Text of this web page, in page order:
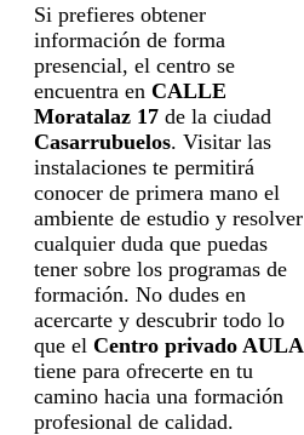
Si prefieres obtener
información de forma
presencial, el centro se
encuentra en CALLE
Moratalaz 17 de la ciudad
Casarrubuelos. Visitar las
instalaciones te permitirá
conocer de primera mano el
ambiente de estudio y resolver
cualquier duda que puedas
tener sobre los programas de
formación. No dudes en
acercarte y descubrir todo lo
que el Centro privado AULA
tiene para ofrecerte en tu
camino hacia una formación
profesional de calidad.